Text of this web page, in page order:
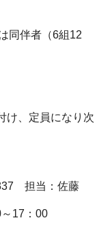
同伴者（6組12
、 定員になり次
担当：佐藤
17：00